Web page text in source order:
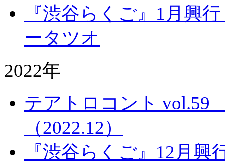
『渋谷らくご』1月興
ータツオ
2022年
テアトロコント
（2022.12）
『渋谷らくご』12月